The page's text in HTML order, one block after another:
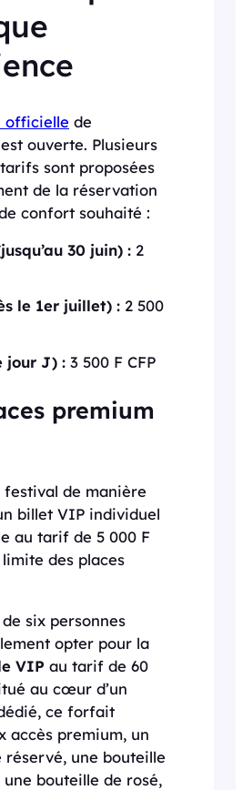
officielle de
ouverte. Plusieurs
sont proposées
de la réservation
confort souhaité :
30 juin) : 2
le 1er juillet) : 2 500
jour J) : 3 500 F CFP
premium
festival de manière
billet VIP individuel
au tarif de 5 000 F
limite des places
six personnes
opter pour la
VIP au tarif de 60
au cœur d’un
ce forfait
accès premium, un
réservé, une bouteille
bouteille de rosé,